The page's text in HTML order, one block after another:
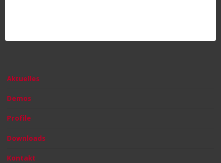
Aktuelles
Demos
Profile
Downloads
Kontakt